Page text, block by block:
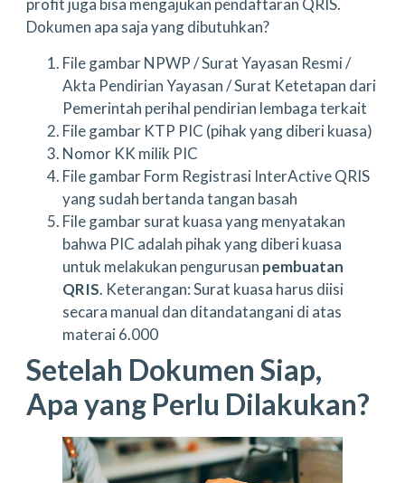
profit juga bisa mengajukan pendaftaran QRIS.
Dokumen apa saja yang dibutuhkan?
File gambar NPWP / Surat Yayasan Resmi /
Akta Pendirian Yayasan / Surat Ketetapan dari
Pemerintah perihal pendirian lembaga terkait
File gambar KTP PIC (pihak yang diberi kuasa)
Nomor KK milik PIC
File gambar Form Registrasi InterActive QRIS
yang sudah bertanda tangan basah
File gambar surat kuasa yang menyatakan
bahwa PIC adalah pihak yang diberi kuasa
untuk melakukan pengurusan pembuatan
QRIS. Keterangan: Surat kuasa harus diisi
secara manual dan ditandatangani di atas
materai 6.000
Setelah Dokumen Siap,
Apa yang Perlu Dilakukan?